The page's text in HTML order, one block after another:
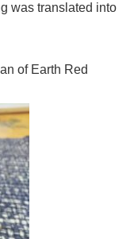
was translated into
of Earth Red